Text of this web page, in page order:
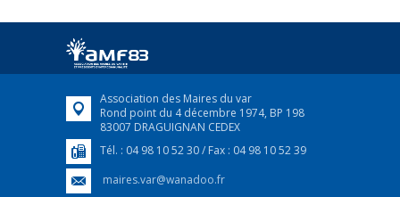
Association des Maires du var
Rond point du 4 décembre 1974, BP 198
83007 DRAGUIGNAN CEDEX
Tél. : 04 98 10 52 30 / Fax : 04 98 10 52 39
maires.var@wanadoo.fr